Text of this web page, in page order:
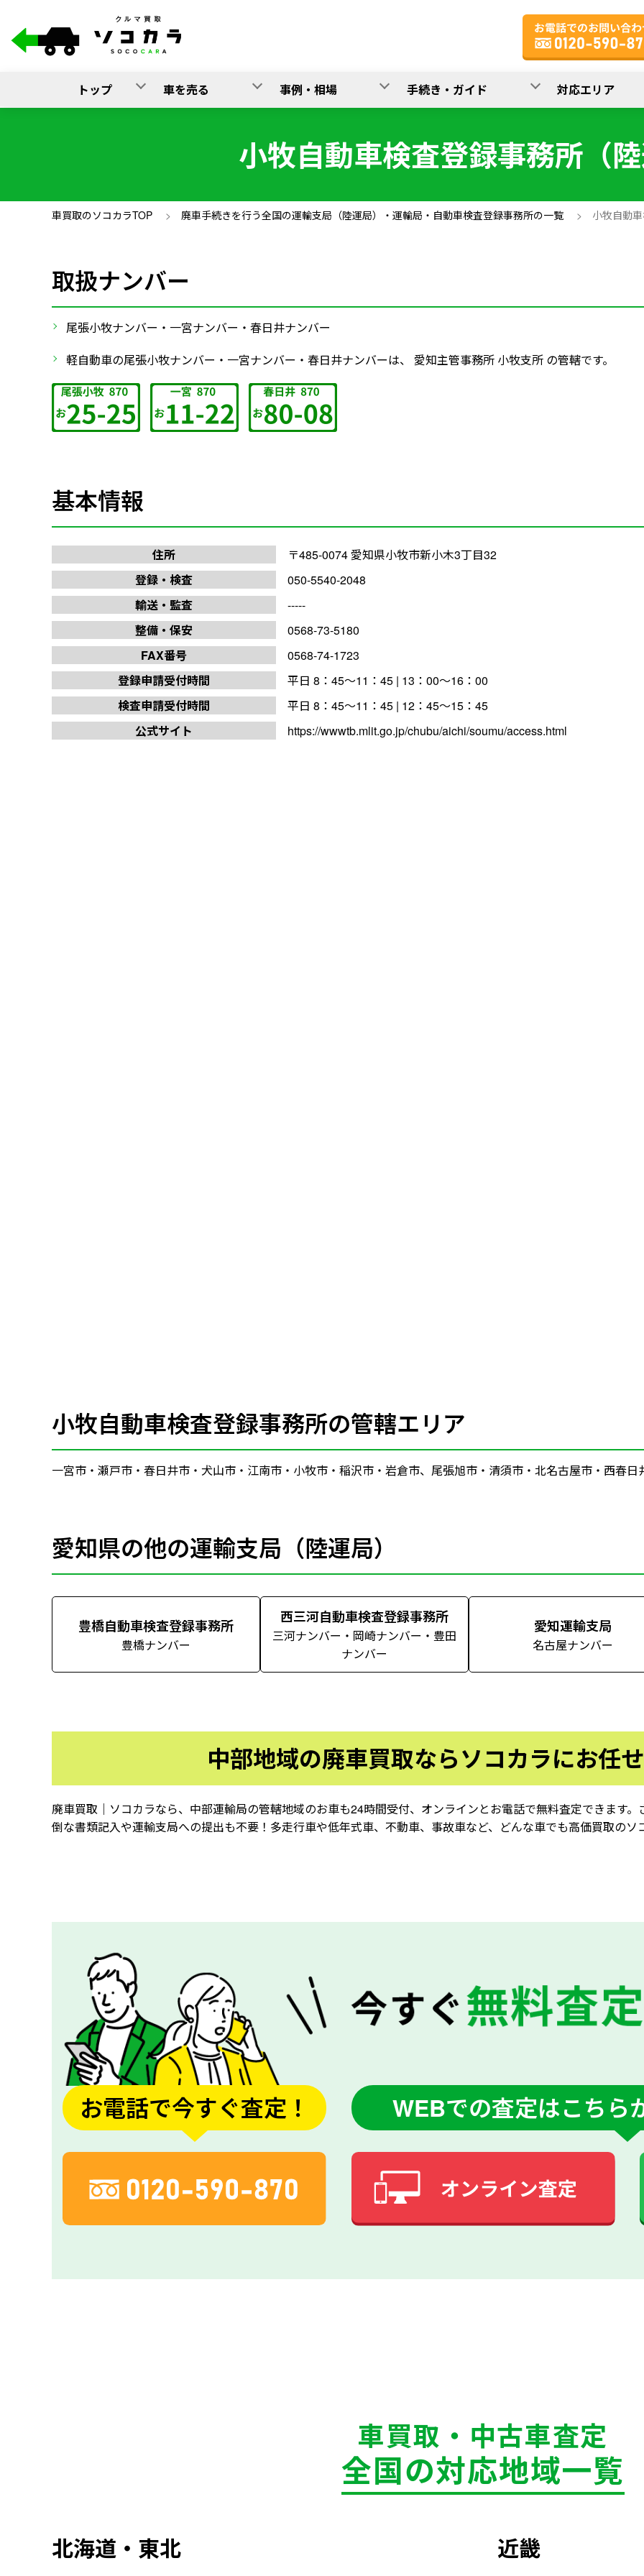
トップ 車を売る 事例・相場 手続き・ガイド 対応エリア
小牧自動車検査登録事務所（陸
車買取のソコカラTOP > 廃車手続きを行う全国の運輸支局（陸運局）・運輸局・自動車検査登録事務所の一覧 > 小牧自動
取扱ナンバー
尾張小牧ナンバー・一宮ナンバー・春日井ナンバー
軽自動車の尾張小牧ナンバー・一宮ナンバー・春日井ナンバーは、 愛知主管事務所 小牧支所 の管轄です。
基本情報
住所
〒485-0074 愛知県小牧市新小木3丁目32
登録・検査
050-5540-2048
輸送・監査
-----
整備・保安
0568-73-5180
FAX番号
0568-74-1723
登録申請受付時間
平日 8：45～11：45 | 13：00～16：00
検査申請受付時間
平日 8：45～11：45 | 12：45～15：45
公式サイト
https://wwwtb.mlit.go.jp/chubu/aichi/soumu/access.html
小牧自動車検査登録事務所の管轄エリア
一宮市・瀬戸市・春日井市・犬山市・江南市・小牧市・稲沢市・岩倉市、尾張旭市・清須市・北名古屋市・西春日
愛知県の他の運輸支局（陸運局）
豊橋自動車検査登録事務所
豊橋ナンバー
西三河自動車検査登録事務所
三河ナンバー・岡崎ナンバー・豊田
ナンバー
愛知運輸支局
名古屋ナンバー
中部地域の廃車買取ならソコカラにお任
廃車買取｜ソコカラなら、中部運輸局の管轄地域のお車も24時間受付、オンラインとお電話で無料査定できます
倒な書類記入や運輸支局への提出も不要！多走行車や低年式車、不動車、事故車など、どんな車でも高価買取のソ
お電話で今すぐ査定！ WEBでの査定はこちら
車買取・中古車査定
全国の対応地域一覧
北海道・東北 近畿